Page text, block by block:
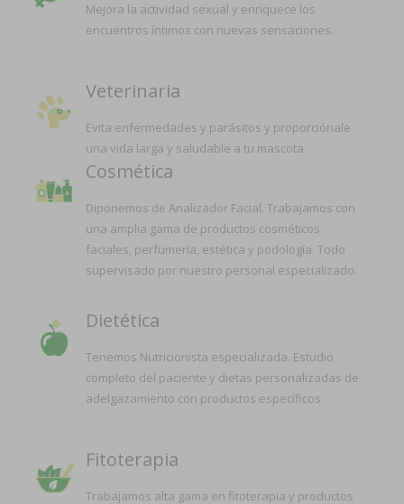
Mejora la actividad sexual y enriquece los
encuentros íntimos con nuevas sensaciones.
Veterinaria
Evita enfermedades y parásitos y proporciónale
una vida larga y saludable a tu mascota.
Cosmética
Diponemos de Analizador Facial. Trabajamos con
una amplia gama de productos cosméticos
faciales, perfumería, estética y podología. Todo
supervisado por nuestro personal especializado.
Dietética
Tenemos Nutricionista especializada. Estudio
completo del paciente y dietas personalizadas de
adelgazamiento con productos específicos.
Fitoterapia
Trabajamos alta gama en fitoterapia y productos